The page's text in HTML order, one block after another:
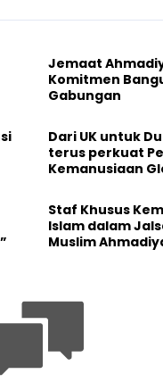
Jemaat
Komitmen
Gabungan
Dari UK untuk
terus perkuat
Kemanusiaan
Staf Khusus
Islam dalam
Muslim